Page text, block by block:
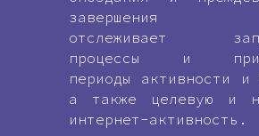
завершения
отслеживает
процессы и
периоды активности и
а также целевую и
интернет-активность.